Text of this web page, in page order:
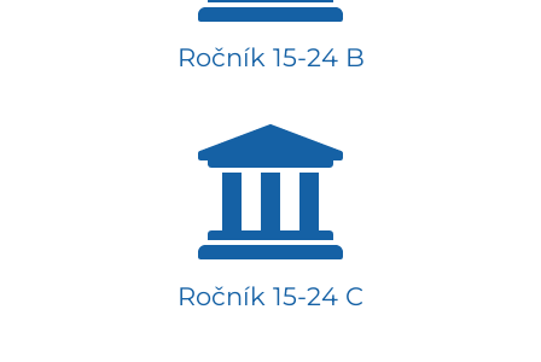
Ročník 15-24 B
Ročník 15-24 C